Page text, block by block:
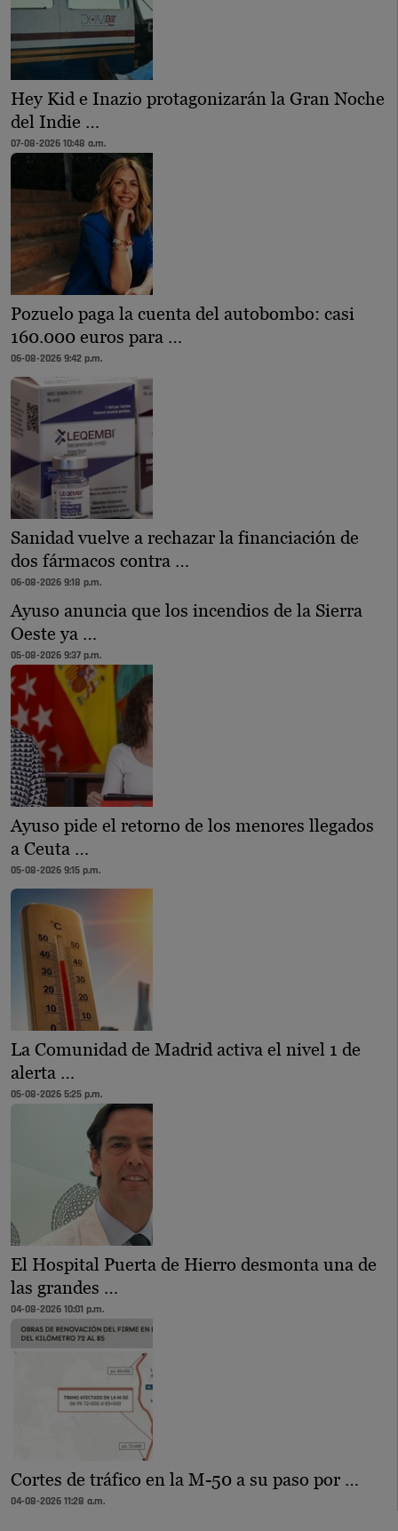
Hey Kid e Inazio protagonizarán la Gran Noche
del Indie …
07-08-2026 10:48 a.m.
Pozuelo paga la cuenta del autobombo: casi
160.000 euros para …
06-08-2026 9:42 p.m.
Sanidad vuelve a rechazar la financiación de
dos fármacos contra …
06-08-2026 9:18 p.m.
Ayuso anuncia que los incendios de la Sierra
Oeste ya …
05-08-2026 9:37 p.m.
Ayuso pide el retorno de los menores llegados
a Ceuta …
05-08-2026 9:15 p.m.
La Comunidad de Madrid activa el nivel 1 de
alerta …
05-08-2026 5:25 p.m.
El Hospital Puerta de Hierro desmonta una de
las grandes …
04-08-2026 10:01 p.m.
Cortes de tráfico en la M-50 a su paso por …
04-08-2026 11:28 a.m.